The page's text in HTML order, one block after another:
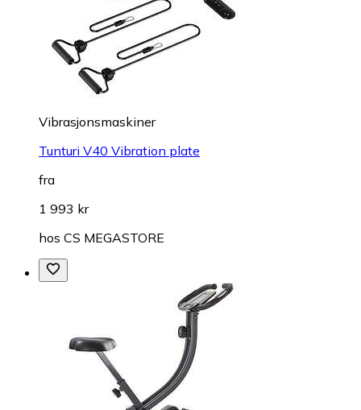
Vibrasjonsmaskiner
Tunturi V40 Vibration plate
fra
1 993 kr
hos CS MEGASTORE